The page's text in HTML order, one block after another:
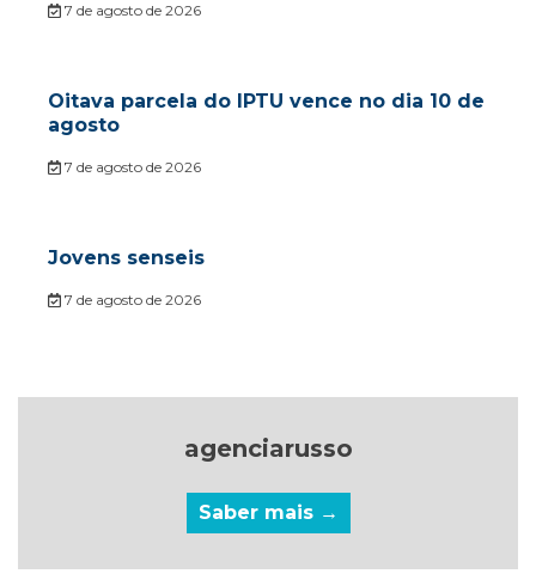
7 de agosto de 2026
Oitava parcela do IPTU vence no dia 10 de
agosto
7 de agosto de 2026
Jovens senseis
7 de agosto de 2026
agenciarusso
Saber mais →